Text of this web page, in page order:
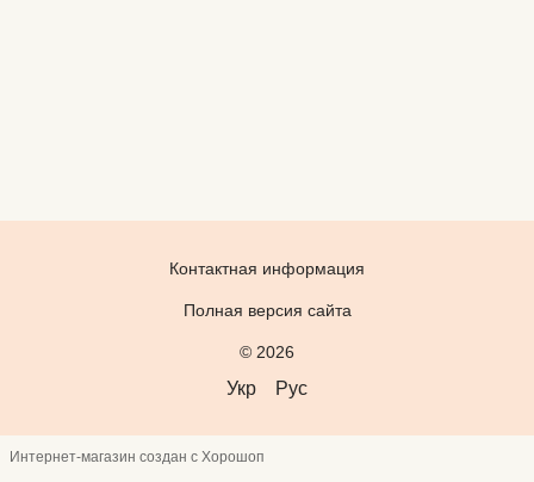
Контактная информация
Полная версия сайта
© 2026
Укр Рус
Интернет-магазин создан с Хорошоп